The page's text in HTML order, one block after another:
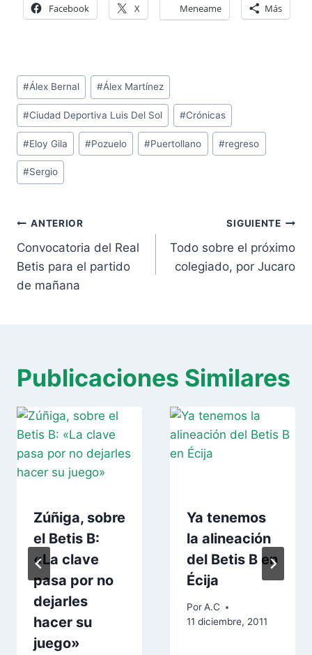
Facebook X Meneame Más
Etiquetas
de
la
entrada:
#Álex Bernal #Álex Martínez
#Ciudad Deportiva Luis Del Sol #Crónicas
#Eloy Gila #Pozuelo #Puertollano #regreso
#Sergio
Navegación
de
entradas
ANTERIOR
Convocatoria del Real
Betis para el partido
de mañana
SIGUIENTE
Todo sobre el próximo
colegiado, por Jucaro
Publicaciones Similares
Zúñiga, sobre
el Betis B:
«La clave
pasa por no
dejarles
hacer su
juego»
Ya tenemos
la alineación
del Betis B en
Écija
PorA.C
11 diciembre, 2011